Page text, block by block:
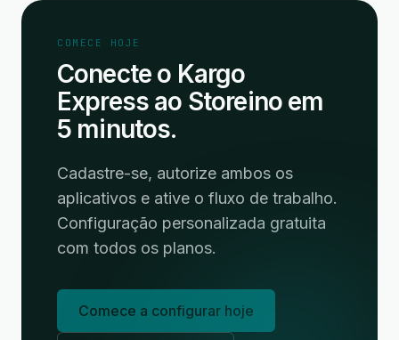
COMECE HOJE
Conecte o Kargo
Express ao Storeino em
5 minutos.
Cadastre-se, autorize ambos os
aplicativos e ative o fluxo de trabalho.
Configuração personalizada gratuita
com todos os planos.
Comece a configurar hoje